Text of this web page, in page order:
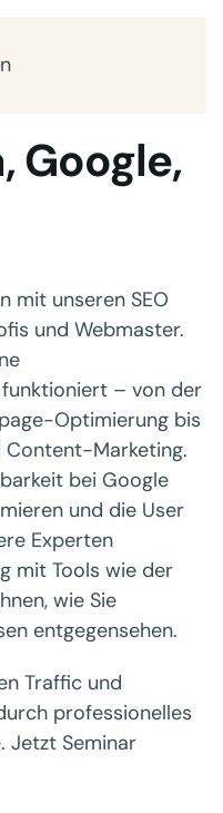
Google,
mit unseren SEO
und Webmaster.
– von der
Optimierung bis
Content-Marketing.
bei Google
und die User
Experten
mit Tools wie der
wie Sie
entgegensehen.
Traffic und
professionelles
Jetzt Seminar